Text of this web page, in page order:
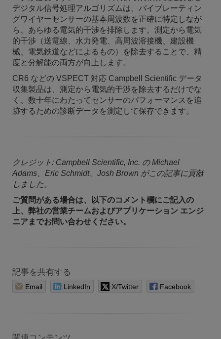
デジタル信号処理アルゴリズムは、バイブレーティン
グワイヤーセンサーの基本周波数を正確に特定しなが
ら、あらゆる電気的干渉を排除します。測定から電気
的干渉（送電線、水力発電、高周波溶接機、建設機
械、電気鉄道などによるもの）を除去することで、精
度と分解能の両方が向上します。
CR6 などの VSPECT 対応 Campbell Scientific データ
収集製品は、測定から電気的干渉を除去するだけでな
く、数十年にわたってセンサーのパフォーマンスを追
跡するための診断データを測定して保存できます。
クレジット: Campbell Scientific, Inc. の Michael
Adams、Eric Schmidt、Josh Brown がこの記事に貢献
しました。
ご質問がある場合は、以下のコメント欄にご記入の
上、弊社の営業チームおよびアプリケーション エンジ
ニアまでお問い合わせください。
記事を共有する
Email LinkedIn X/Twitter Facebook